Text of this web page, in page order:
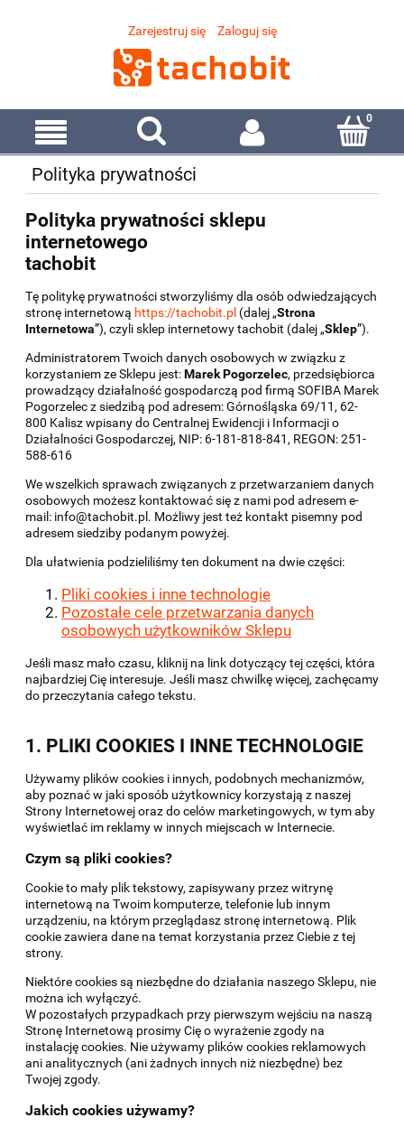
Zarejestruj się Zaloguj się
Polityka prywatności
Polityka prywatności sklepu
internetowego
tachobit
Tę politykę prywatności stworzyliśmy dla osób odwiedzających
stronę internetową https://tachobit.pl (dalej „Strona
Internetowa”), czyli sklep internetowy tachobit (dalej „Sklep”).
Administratorem Twoich danych osobowych w związku z
korzystaniem ze Sklepu jest:Marek Pogorzelec, przedsiębiorca
prowadzący działalność gospodarczą pod firmą SOFIBA Marek
Pogorzelec z siedzibą pod adresem: Górnośląska 69/11, 62-
800 Kalisz wpisany do Centralnej Ewidencji i Informacji o
Działalności Gospodarczej, NIP: 6-181-818-841 , REGON:251-
588-616
We wszelkich sprawach związanych z przetwarzaniem danych
osobowych możesz kontaktować się z nami pod adresem e-
mail: info@tachobit.pl. Możliwy jest też kontakt pisemny pod
adresem siedziby podanym powyżej.
Dla ułatwienia podzieliliśmy ten dokument na dwie części:
Pliki cookies i inne technologie
Pozostałe cele przetwarzania danych
osobowych użytkowników Sklepu
Jeśli masz mało czasu, kliknij na link dotyczący tej części, która
najbardziej Cię interesuje. Jeśli masz chwilkę więcej, zachęcamy
do przeczytania całego tekstu.
1. PLIKI COOKIES I INNE TECHNOLOGIE
Używamy plików cookies i innych, podobnych mechanizmów,
aby poznać w jaki sposób użytkownicy korzystają z naszej
Strony Internetowej oraz do celów marketingowych, w tym aby
wyświetlać im reklamy w innych miejscach w Internecie.
Czym są pliki cookies?
Cookie to mały plik tekstowy, zapisywany przez witrynę
internetową na Twoim komputerze, telefonie lub innym
urządzeniu, na którym przeglądasz stronę internetową. Plik
cookie zawiera dane na temat korzystania przez Ciebie z tej
strony.
Niektóre cookies są niezbędne do działania naszego Sklepu, nie
można ich wyłączyć.
W pozostałych przypadkach przy pierwszym wejściu na naszą
Stronę Internetową prosimy Cię o wyrażenie zgody na
instalację cookies. Nie używamy plików cookies reklamowych
ani analitycznych (ani żadnych innych niż niezbędne) bez
Twojej zgody.
Jakich cookies używamy?